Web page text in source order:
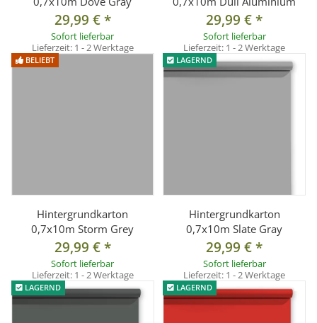
29,99 €*
Sofort lieferbar
Lieferzeit: 1 - 2 Werktage
29,99 €*
Sofort lieferbar
Lieferzeit: 1 - 2 Werktage
BELIEBT
Hintergrundkarton
0,7x10m Storm Grey
29,99 €*
Sofort lieferbar
Lieferzeit: 1 - 2 Werktage
LAGERND
Hintergrundkarton
0,7x10m Slate Gray
29,99 €*
Sofort lieferbar
Lieferzeit: 1 - 2 Werktage
LAGERND LAGERND